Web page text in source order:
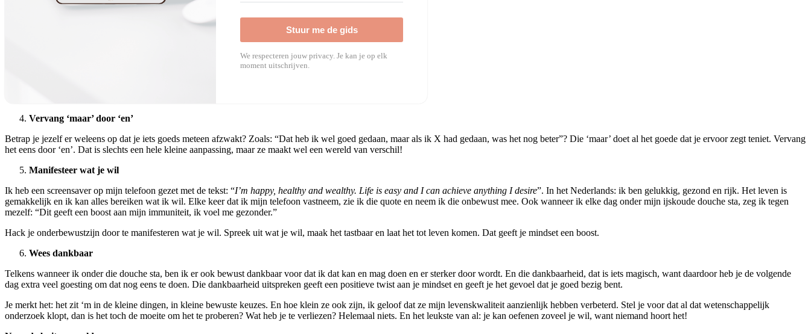
Stuur me de gids
We respecteren jouw privacy. Je kan je op elk
moment uitschrijven.
Vervang ‘maar’ door ‘en’
Betrap je jezelf er weleens op dat je iets goeds meteen afzwakt? Zoals: “Dat heb ik wel goed gedaan, maar als ik X had gedaan, was het nog beter”? Die ‘maar’ doet al het goede dat je ervoor zegt teniet. Vervang
het eens door ‘en’. Dat is slechts een hele kleine aanpassing, maar ze maakt wel een wereld van verschil!
Manifesteer wat je wil
Ik heb een screensaver op mijn telefoon gezet met de tekst: “I’m happy, healthy and wealthy. Life is easy and I can achieve anything I desire”. In het Nederlands: ik ben gelukkig, gezond en rijk. Het leven is
gemakkelijk en ik kan alles bereiken wat ik wil. Elke keer dat ik mijn telefoon vastneem, zie ik die quote en neem ik die onbewust mee. Ook wanneer ik elke dag onder mijn ijskoude douche sta, zeg ik tegen
mezelf: “Dit geeft een boost aan mijn immuniteit, ik voel me gezonder.”
Hack je onderbewustzijn door te manifesteren wat je wil. Spreek uit wat je wil, maak het tastbaar en laat het tot leven komen. Dat geeft je mindset een boost.
Wees dankbaar
Telkens wanneer ik onder die douche sta, ben ik er ook bewust dankbaar voor dat ik dat kan en mag doen en er sterker door wordt. En die dankbaarheid, dat is iets magisch, want daardoor heb je de volgende
dag extra veel goesting om dat nog eens te doen. Die dankbaarheid uitspreken geeft een positieve twist aan je mindset en geeft je het gevoel dat je goed bezig bent.
Je merkt het: het zit ‘m in de kleine dingen, in kleine bewuste keuzes. En hoe klein ze ook zijn, ik geloof dat ze mijn levenskwaliteit aanzienlijk hebben verbeterd. Stel je voor dat al dat wetenschappelijk
onderzoek klopt, dan is het toch de moeite om het te proberen? Wat heb je te verliezen? Helemaal niets. En het leukste van al: je kan oefenen zoveel je wil, want niemand hoort het!